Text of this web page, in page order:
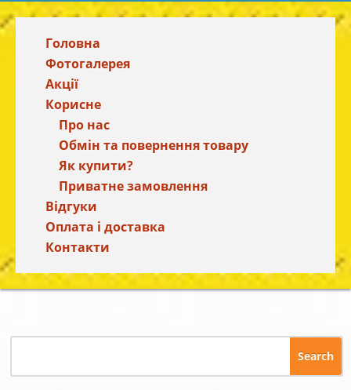
Головна
Фотогалерея
Акції
Корисне
Про нас
Обмін та повернення товару
Як купити?
Приватне замовлення
Відгуки
Оплата і доставка
Контакти